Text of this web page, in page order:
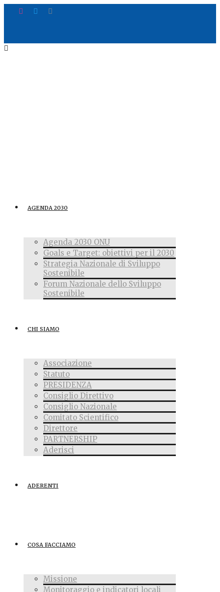
AGENDA 2030
Agenda 2030 ONU
Goals e Target: obiettivi per il 2030
Strategia Nazionale di Sviluppo
Sostenibile
Forum Nazionale dello Sviluppo
Sostenibile
CHI SIAMO
Associazione
Statuto
PRESIDENZA
Consiglio Direttivo
Consiglio Nazionale
Comitato Scientifico
Direttore
PARTNERSHIP
Aderisci
ADERENTI
COSA FACCIAMO
Missione
Monitoraggio e indicatori locali